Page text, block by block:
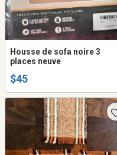
Housse de sofa noire 3
places neuve
$45